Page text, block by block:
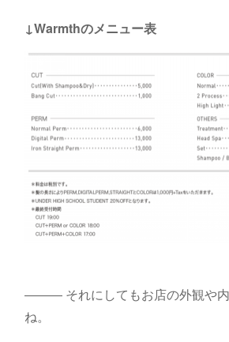
↓Warmthのメニュー表
――― それにしてもお店の外観や内
ね。